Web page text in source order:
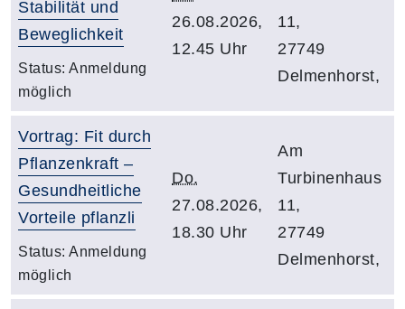
Stabilität und
Beweglichkeit
Status: Anmeldung
möglich
26.08.2026,
12.45 Uhr
11,
27749
Delmenhorst,
Vortrag: Fit durch
Pflanzenkraft –
Gesundheitliche
Vorteile pflanzli
Status: Anmeldung
möglich
Do.
27.08.2026,
18.30 Uhr
Am
Turbinenhaus
11,
27749
Delmenhorst,